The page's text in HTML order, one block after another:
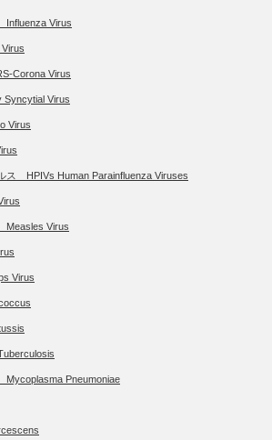
Influenza Virus
Corona Virus
Virus
Virus
ス HPIVs Human Parainfluenza Viruses
Measles Virus
Virus
Pneumoniae